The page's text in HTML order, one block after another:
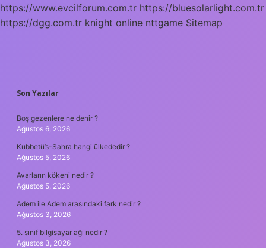
https://www.evcilforum.com.tr https://bluesolarlight.com.tr
https://dgg.com.tr knight online nttgame Sitemap
SIDEBAR
Son Yazılar
Boş gezenlere ne denir ?
Ağustos 6, 2026
Kubbetü’s-Sahra hangi ülkededir ?
Ağustos 5, 2026
Avarların kökeni nedir ?
Ağustos 5, 2026
Adem ile Adem arasındaki fark nedir ?
Ağustos 3, 2026
5. sınıf bilgisayar ağı nedir ?
Ağustos 3, 2026